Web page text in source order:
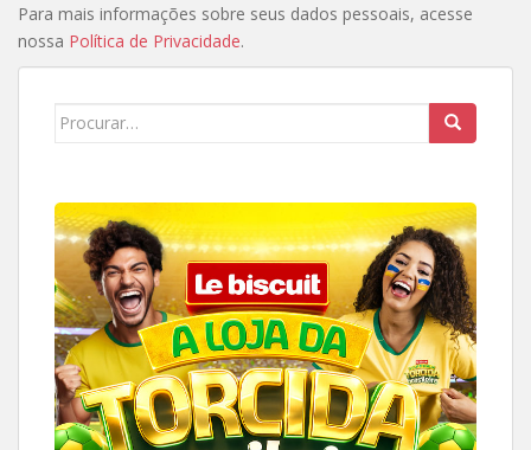
Para mais informações sobre seus dados pessoais, acesse
nossa Política de Privacidade.
Search